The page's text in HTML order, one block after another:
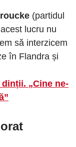
(partidul
lucru nu
să interzicem
în Flandra și
„Cine ne-